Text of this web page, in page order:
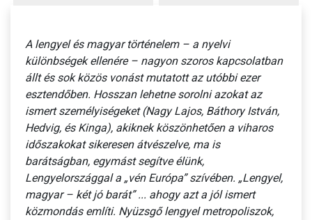
A lengyel és magyar történelem – a nyelvi
különbségek ellenére – nagyon szoros kapcsolatban
állt és sok közös vonást mutatott az utóbbi ezer
esztendőben. Hosszan lehetne sorolni azokat az
ismert személyiségeket (Nagy Lajos, Báthory István,
Hedvig, és Kinga), akiknek köszönhetően a viharos
időszakokat sikeresen átvészelve, ma is
barátságban, egymást segítve élünk,
Lengyelországgal a „vén Európa” szívében. „Lengyel,
magyar – két jó barát” ... ahogy azt a jól ismert
közmondás említi. Nyüzsgő lengyel metropoliszok,